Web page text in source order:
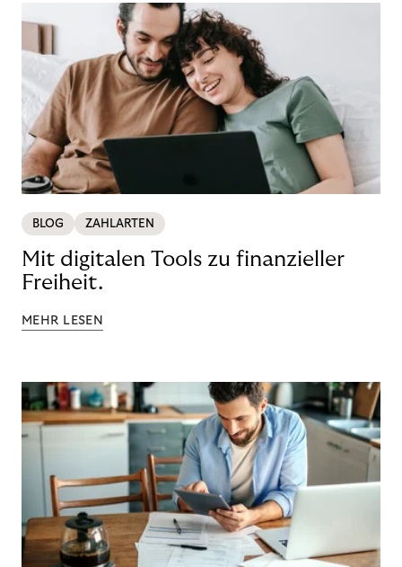
BLOG ZAHLARTEN
Mit digitalen Tools zu finanzieller
Freiheit.
MEHR LESEN